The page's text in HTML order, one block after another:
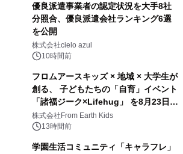
優良派遣事業者の認定状況を大手8社
分照合、優良派遣会社ランキング6選
を公開
株式会社cielo azul
10時間前
フロムアースキッズ × 地域 × 大学生が
創る、 子どもたちの「自育」イベント
「諸福ジーク×Lifehug」 を8月23日
(日)開催
株式会社From Earth Kids
13時間前
学園生活コミュニティ「キャラフレ」